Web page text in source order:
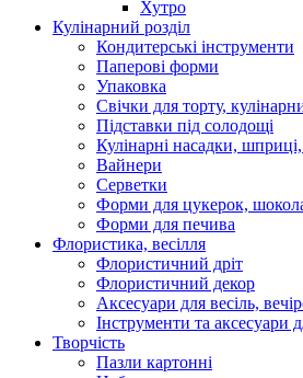
Хутро
Кулінарний розділ
Кондитерські інструменти
Паперові форми
Упаковка
Свічки для торту,
Підставки під солодощі
Кулінарні насадки,
Вайнери
Серветки
Форми для цукерок,
Форми для печива
Флористика, весілля
Флористичний дріт
Флористичний декор
Аксесуари для весіль,
Інструменти та аксесуари
Творчість
Пазли картонні